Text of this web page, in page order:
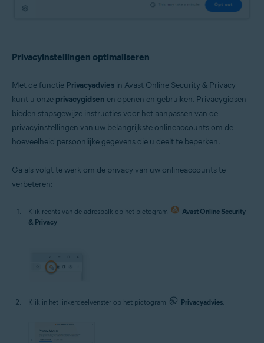
Privacyinstellingen optimaliseren
Met de functie Privacyadvies in Avast Online Security & Privacy
kunt u onze privacygidsen en openen en gebruiken. Privacygidsen
bieden stapsgewijze instructies voor het aanpassen van de
privacyinstellingen van uw belangrijkste onlineaccounts om de
hoeveelheid persoonlijke gegevens die u deelt te beperken.
Ga als volgt te werk om de privacy van uw onlineaccounts te
verbeteren:
Klik rechts van de adresbalk op het pictogram
Avast Online Security
& Privacy.
Klik in het linkerdeelvenster op het pictogram Privacyadvies